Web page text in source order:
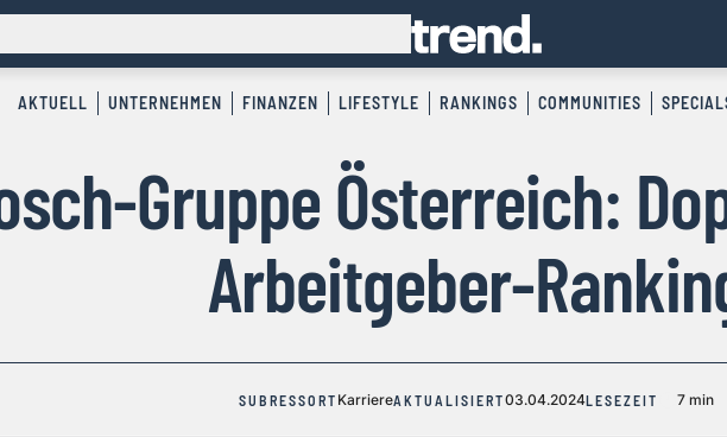
AKTUELL UNTERNEHMEN FINANZEN LIFESTYLE RANKINGS COMMUNITIES
Gruppe Österreich:
Arbeitgeber-
SUBRESSORT KarriereAKTUALISIERT03.04.2024LESEZEIT 7 min